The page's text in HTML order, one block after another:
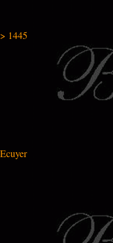
> 1445
Ecuyer